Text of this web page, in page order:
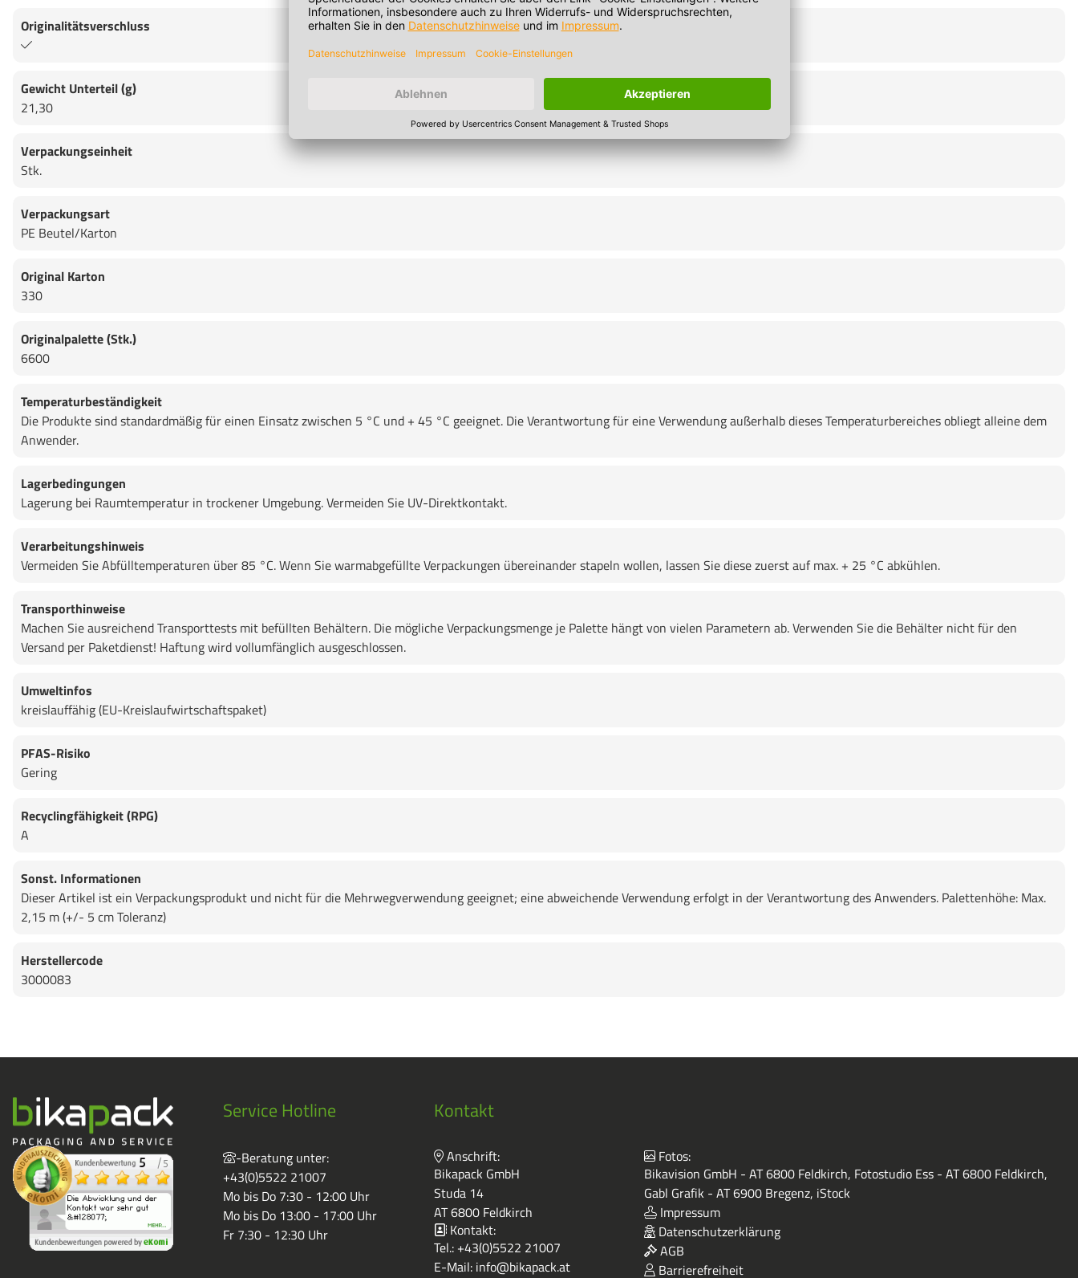
Originalitätsverschluss
Gewicht Unterteil (g)
21,30
Verpackungseinheit
Stk.
Verpackungsart
PE Beutel/Karton
Original Karton
330
Originalpalette (Stk.)
6600
Temperaturbeständigkeit
Die Produkte sind standardmäßig für einen Einsatz zwischen 5 °C und + 45 °C geeignet. Die Verantwortung für eine Verwendung außerhalb dieses Temperaturbereiches obliegt alleine dem
Anwender.
Lagerbedingungen
Lagerung bei Raumtemperatur in trockener Umgebung. Vermeiden Sie UV-Direktkontakt.
Verarbeitungshinweis
Vermeiden Sie Abfülltemperaturen über 85 °C. Wenn Sie warmabgefüllte Verpackungen übereinander stapeln wollen, lassen Sie diese zuerst auf max. + 25 °C abkühlen.
Transporthinweise
Machen Sie ausreichend Transporttests mit befüllten Behältern. Die mögliche Verpackungsmenge je Palette hängt von vielen Parametern ab. Verwenden Sie die Behälter nicht für den
Versand per Paketdienst! Haftung wird vollumfänglich ausgeschlossen.
Umweltinfos
kreislauffähig (EU-Kreislaufwirtschaftspaket)
PFAS-Risiko
Gering
Recyclingfähigkeit (RPG)
A
Sonst. Informationen
Dieser Artikel ist ein Verpackungsprodukt und nicht für die Mehrwegverwendung geeignet; eine abweichende Verwendung erfolgt in der Verantwortung des Anwenders. Palettenhöhe: Max.
2,15 m (+/- 5 cm Toleranz)
Herstellercode
3000083
Service Hotline
-Beratung unter:
+43(0)5522 21007
Mo bis Do 7:30 - 12:00 Uhr
Mo bis Do 13:00 - 17:00 Uhr
Fr 7:30 - 12:30 Uhr
Kontakt
Anschrift:
Bikapack GmbH
Studa 14
AT 6800 Feldkirch
Kontakt:
Tel.: +43(0)5522 21007
E-Mail: info@bikapack.at
Fotos:
Bikavision GmbH - AT 6800 Feldkirch, Fotostudio Ess - AT 6800 Feldkirch,
Gabl Grafik - AT 6900 Bregenz, iStock
Impressum
Datenschutzerklärung
AGB
Barrierefreiheit